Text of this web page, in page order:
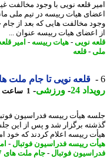
قلعه نویی با وجود مخالفت غیر
هیات رییسه در تیم ملی
مخالفت هایی که بعد از جام
هیات رییسه عنوان ...
نویی-هیات رییسه-امیر قلعه
-قلعه
قلعه نویی تا جام ملت های 2027 می ماند؟
24
-ورزشی-1 ساعت پیش - یکشنبه 18 مرداد 1405، 11:42
هیأت رییسه فدراسیون فوتبال
برگزار شد و پس از این
رییسه اعلام کردند که خود امیر
رییسه فدراسیون فوتبال-امیر
فوتبال-جام ملت های 2027